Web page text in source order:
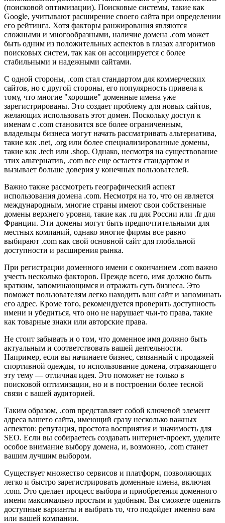
(поисковой оптимизации). Поисковые системы, такие как
Google, учитывают расширение своего сайта при определении
его рейтинга. Хотя факторы ранжирования являются
сложными и многообразными, наличие домена .com может
быть одним из положительных аспектов в глазах алгоритмов
поисковых систем, так как он ассоциируется с более
стабильными и надежными сайтами.
С одной стороны, .com стал стандартом для коммерческих
сайтов, но с другой стороны, его популярность привела к
тому, что многие "хорошие" доменные имена уже
зарегистрированы. Это создает проблему для новых сайтов,
желающих использовать этот домен. Поскольку доступ к
именам с .com становится все более ограниченным,
владельцы бизнеса могут начать рассматривать альтернатива,
такие как .net, .org или более специализированные домены,
такие как .tech или .shop. Однако, несмотря на существование
этих альтернатив, .com все еще остается стандартом и
вызывает больше доверия у конечных пользователей.
Важно также рассмотреть географический аспект
использования домена .com. Несмотря на то, что он является
международным, многие страны имеют свои собственные
домены верхнего уровня, такие как .ru для России или .fr для
Франции. Эти домены могут быть предпочтительными для
местных компаний, однако многие фирмы все равно
выбирают .com как свой основной сайт для глобальной
доступности и расширения рынка.
При регистрации доменного имени с окончанием .com важно
учесть несколько факторов. Прежде всего, имя должно быть
кратким, запоминающимся и отражать суть бизнеса. Это
поможет пользователям легко находить ваш сайт и запоминать
его адрес. Кроме того, рекомендуется проверить доступность
имени и убедиться, что оно не нарушает чьи-то права, такие
как товарные знаки или авторские права.
Не стоит забывать и о том, что доменное имя должно быть
актуальным и соответствовать вашей деятельности.
Например, если вы начинаете бизнес, связанный с продажей
спортивной одежды, то использование домена, отражающего
эту тему — отличная идея. Это поможет не только в
поисковой оптимизации, но и в построении более тесной
связи с вашей аудиторией.
Таким образом, .com представляет собой ключевой элемент
адреса вашего сайта, имеющий сразу несколько важных
аспектов: репутация, простота восприятия и значимость для
SEO. Если вы собираетесь создавать интернет-проект, уделите
особое внимание выбору домена, и, возможно, .com станет
вашим лучшим выбором.
Существует множество сервисов и платформ, позволяющих
легко и быстро зарегистрировать доменные имена, включая
.com. Это сделает процесс выбора и приобретения доменного
имени максимально простым и удобным. Вы сможете оценить
доступные варианты и выбрать то, что подойдет именно вам
или вашей компании.